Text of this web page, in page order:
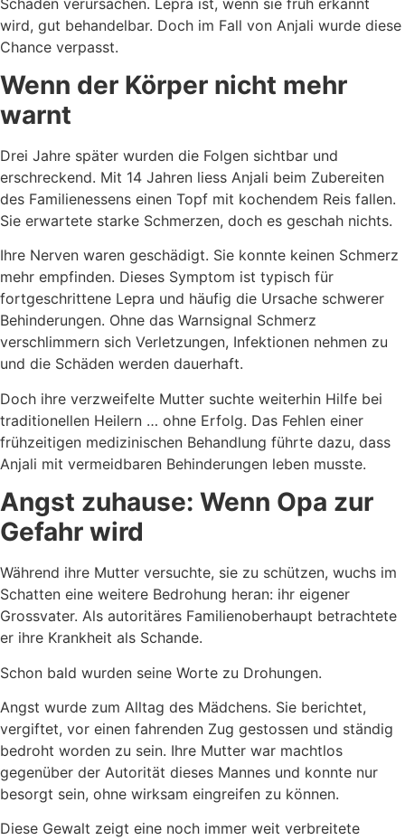
wird, gut behandelbar. Doch im Fall von Anjali wurde diese
Chance verpasst.
Wenn der Körper nicht mehr
warnt
Drei Jahre später wurden die Folgen sichtbar und
erschreckend. Mit 14 Jahren liess Anjali beim Zubereiten
des Familienessens einen Topf mit kochendem Reis fallen.
Sie erwartete starke Schmerzen, doch es geschah nichts.
Ihre Nerven waren geschädigt. Sie konnte keinen Schmerz
mehr empfinden. Dieses Symptom ist typisch für
fortgeschrittene Lepra und häufig die Ursache schwerer
Behinderungen. Ohne das Warnsignal Schmerz
verschlimmern sich Verletzungen, Infektionen nehmen zu
und die Schäden werden dauerhaft.
Doch ihre verzweifelte Mutter suchte weiterhin Hilfe bei
traditionellen Heilern … ohne Erfolg. Das Fehlen einer
frühzeitigen medizinischen Behandlung führte dazu, dass
Anjali mit vermeidbaren Behinderungen leben musste.
Angst zuhause: Wenn Opa zur
Gefahr wird
Während ihre Mutter versuchte, sie zu schützen, wuchs im
Schatten eine weitere Bedrohung heran: ihr eigener
Grossvater. Als autoritäres Familienoberhaupt betrachtete
er ihre Krankheit als Schande.
Schon bald wurden seine Worte zu Drohungen.
Angst wurde zum Alltag des Mädchens. Sie berichtet,
vergiftet, vor einen fahrenden Zug gestossen und ständig
bedroht worden zu sein. Ihre Mutter war machtlos
gegenüber der Autorität dieses Mannes und konnte nur
besorgt sein, ohne wirksam eingreifen zu können.
Diese Gewalt zeigt eine noch immer weit verbreitete